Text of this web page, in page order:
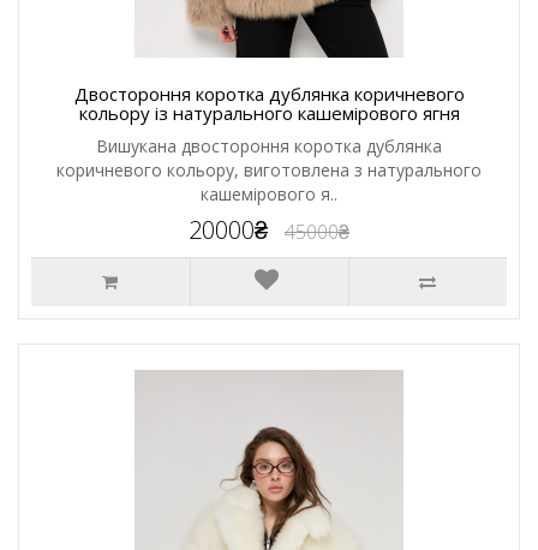
Двостороння коротка дублянка коричневого
кольору із натурального кашемірового ягня
Вишукана двостороння коротка дублянка
коричневого кольору, виготовлена з натурального
кашемірового я..
20000₴ 45000₴